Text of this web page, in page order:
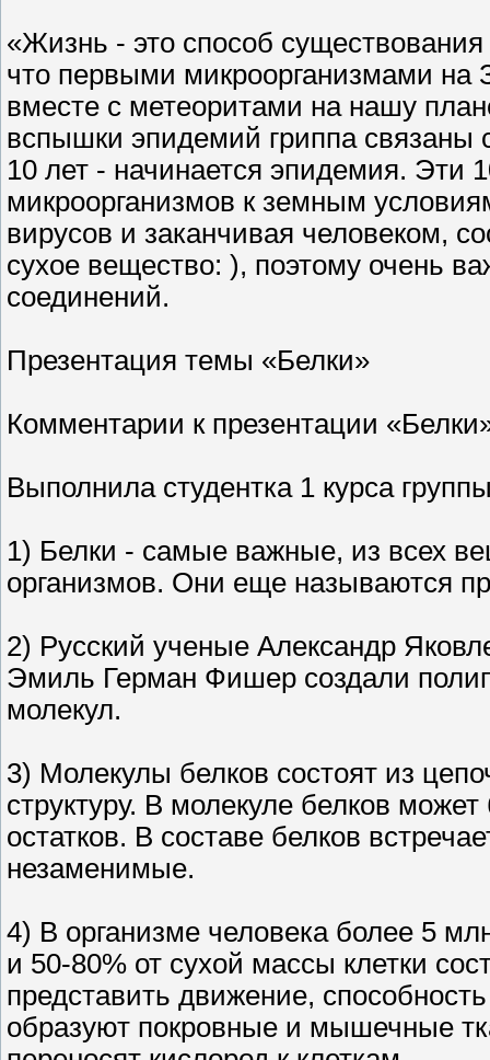
«Жизнь - это способ
что первыми микроорганизмами
вместе с метеоритами на нашу
вспышки эпидемий гриппа связаны
10 лет - начинается эпидемия. Эти
микроорганизмов к земным
вирусов и заканчивая человеком,
сухое вещество: ), поэтому очень
соединений.
Презентация темы «Белки»
Комментарии к презентации
Выполнила студентка 1 курса
1) Белки - самые важные, из всех
организмов. Они еще называются
2) Русский ученые Александр
Эмиль Герман Фишер создали
молекул.
3) Молекулы белков состоят из
структуру. В молекуле белков
остатков. В составе белков
незаменимые.
4) В организме человека более 5
и 50-80% от сухой массы клетки
представить движение,
образуют покровные и мышечные